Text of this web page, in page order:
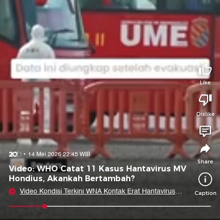
Like
Dislike
Share
Caption
14 Mei 2026 22:45 WIB
Video: WHO Catat 11 Kasus Hantavirus MV
Hondius, Akankah Bertambah?
Video Kondisi Terkini WNA Kontak Erat Hantavirus
Share to
Facebook Whatsapp Telegram
Copy Link Copy Embed
Copy Embed &
Suka video ini?
Login untuk menyampaikan pendapat.
Tidak suka video ini?
Login untuk menyampaikan pendapat.